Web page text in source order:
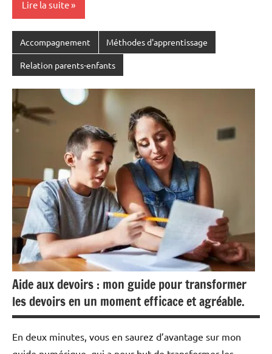
Lire la suite
Accompagnement Méthodes d'apprentissage
Relation parents-enfants
Aide aux devoirs : mon guide pour transformer
les devoirs en un moment efficace et agréable.
En deux minutes, vous en saurez d’avantage sur mon